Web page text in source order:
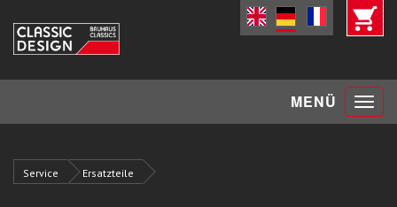
MENÜ Toggle
Service Ersatzteile